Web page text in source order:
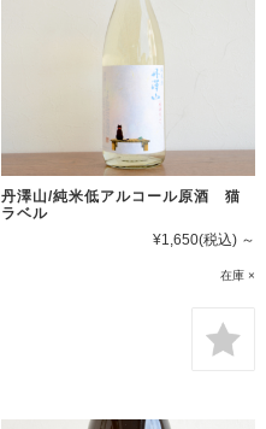
丹澤山/純米低アルコール原酒 猫
ラベル
¥1,650(税込) ～
在庫 ×